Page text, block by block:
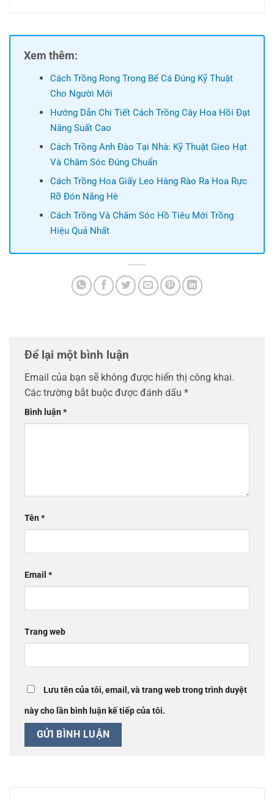
Xem thêm:
Cách Trồng Rong Trong Bể Cá Đúng Kỹ Thuật
Cho Người Mới
Hướng Dẫn Chi Tiết Cách Trồng Cây Hoa Hồi Đạt
Năng Suất Cao
Cách Trồng Anh Đào Tại Nhà: Kỹ Thuật Gieo Hạt
Và Chăm Sóc Đúng Chuẩn
Cách Trồng Hoa Giấy Leo Hàng Rào Ra Hoa Rực
Rỡ Đón Nắng Hè
Cách Trồng Và Chăm Sóc Hồ Tiêu Mới Trồng
Hiệu Quả Nhất
Để lại một bình luận
Email của bạn sẽ không được hiển thị công khai.
Các trường bắt buộc được đánh dấu *
Bình luận*
Tên*
Email *
Trang web
Lưu tên của tôi, email, và trang web trong trình duyệt
này cho lần bình luận kế tiếp của tôi.